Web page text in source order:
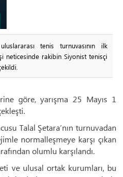
tenis turnuvasının ilk
neticesinde rakibin Siyonist tenisçi
göre, yarışma 25 Mayıs 1
Talal Şetara’nın turnuvadan
normalleşmeye karşı çıkan
olumlu karşılandı.
ve ulusal ortak kurumları, bu